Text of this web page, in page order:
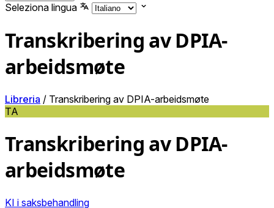
Seleziona lingua
Transkribering av DPIA-
arbeidsmøte
Libreria / Transkribering av DPIA-arbeidsmøte
TA
Transkribering av DPIA-
arbeidsmøte
KI i saksbehandling